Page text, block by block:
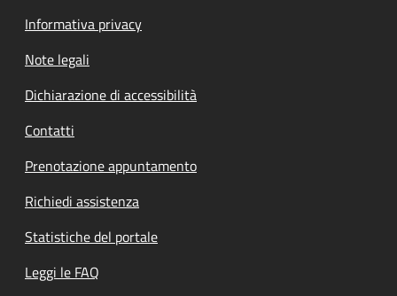
Informativa privacy
Note legali
Dichiarazione di accessibilità
Contatti
Prenotazione appuntamento
Richiedi assistenza
Statistiche del portale
Leggi le FAQ